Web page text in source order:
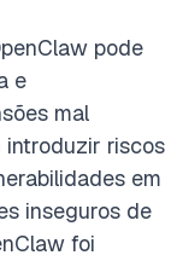
pode
e
mal
introduzir riscos
em
inseguros de
foi